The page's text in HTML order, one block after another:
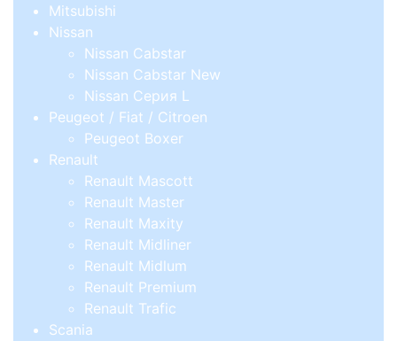
Mitsubishi
Nissan
Nissan Cabstar
Nissan Cabstar New
Nissan Серия L
Peugeot / Fiat / Citroen
Peugeot Boxer
Renault
Renault Mascott
Renault Master
Renault Maxity
Renault Midliner
Renault Midlum
Renault Premium
Renault Trafic
Scania